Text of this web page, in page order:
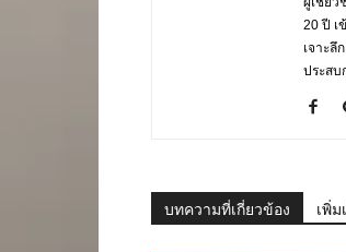
20 ปี เ
เจาะลึ
ประสบ
บทความที่เกี่ยวข้อง เพิ่